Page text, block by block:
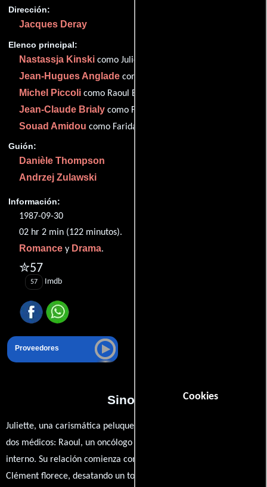
Cookies
Dirección:
Jacques Deray
Elenco principal:
Nastassja Kinski como Juliette
Jean-Hugues Anglade como Clément Potrel
Michel Piccoli como Raoul Bergeron
Jean-Claude Brialy como Frédéric
Souad Amidou como Farida
Guión:
Danièle Thompson
Andrzej Zulawski
Información:
1987-09-30
02 hr 2 min (122 minutos).
Romance y Drama.
✮57
57 Imdb
Proveedores
Sinopsis
Juliette, una carismática peluquera, se encuentra atrapada entre
dos médicos: Raoul, un oncólogo consolidado, y Clément, su joven
interno. Su relación comienza con Raoul, pero la pasión por
Clément florece, desatando un torbellino de emociones. Mientras